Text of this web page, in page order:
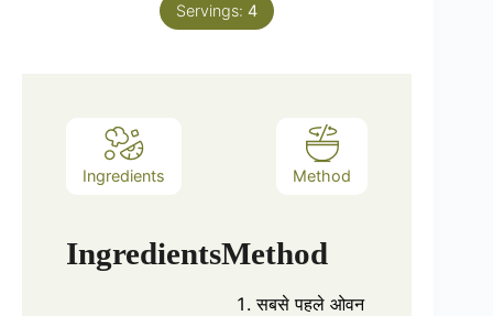
Servings:4
Ingredients Method
IngredientsMethod
सबसे पहले ओवन